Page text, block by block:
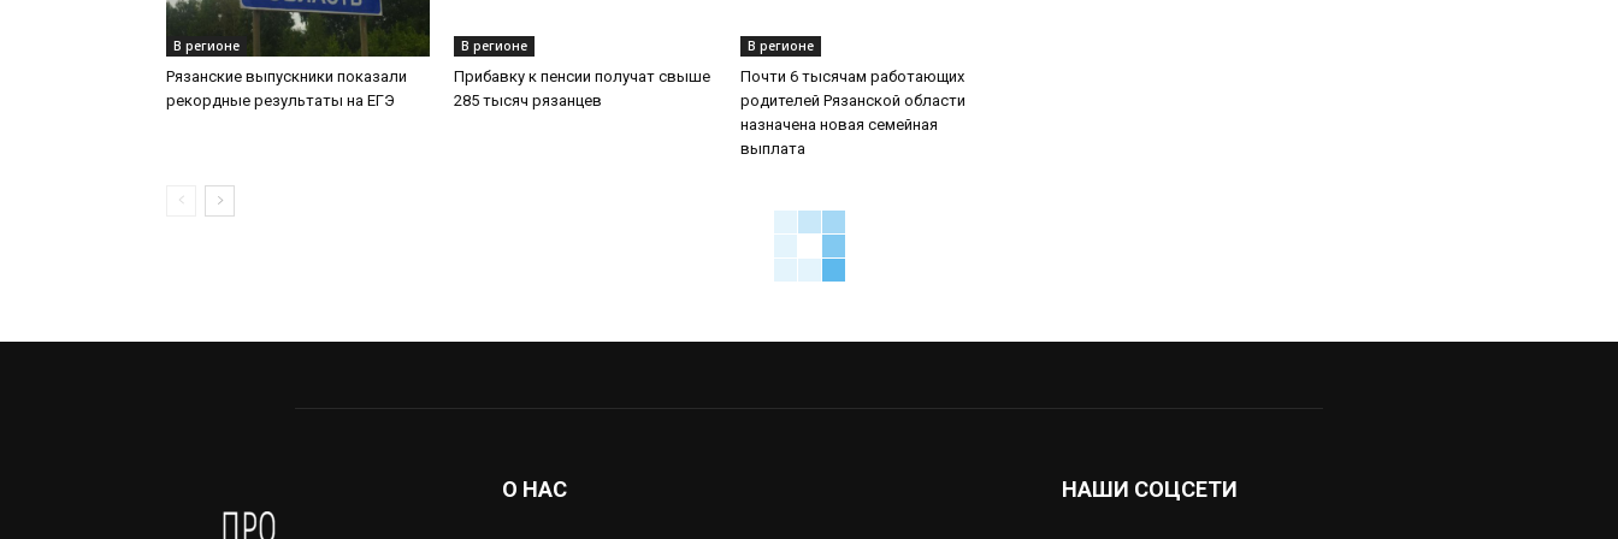
В регионе
Рязанские выпускники показали
рекордные результаты на ЕГЭ
В регионе
Прибавку к пенсии получат свыше
285 тысяч рязанцев
В регионе
Почти 6 тысячам работающих
родителей Рязанской области
назначена новая семейная
выплата
О НАС НАШИ СОЦСЕТИ